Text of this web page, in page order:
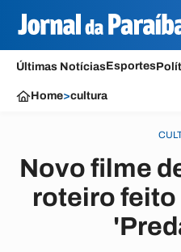
Últimas NotíciasEsportes
Home>cultura
Novo filme
roteiro feito